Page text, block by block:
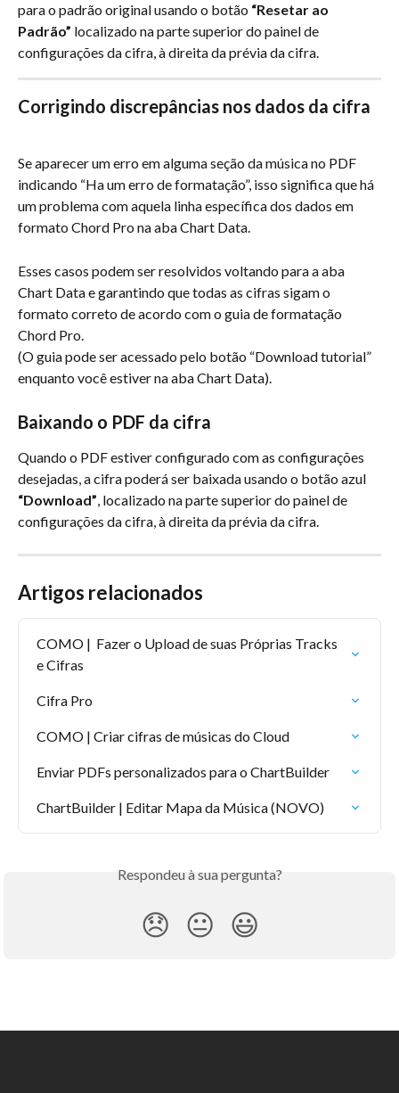
para o padrão original usando o botão “Resetar ao
Padrão” localizado na parte superior do painel de
configurações da cifra, à direita da prévia da cifra.
Corrigindo discrepâncias nos dados da cifra
Se aparecer um erro em alguma seção da música no PDF
indicando “Ha um erro de formatação”, isso significa que há
um problema com aquela linha específica dos dados em
formato Chord Pro na aba Chart Data.
Esses casos podem ser resolvidos voltando para a aba
Chart Data e garantindo que todas as cifras sigam o
formato correto de acordo com o guia de formatação
Chord Pro.
(O guia pode ser acessado pelo botão “Download tutorial”
enquanto você estiver na aba Chart Data).
Baixando o PDF da cifra
Quando o PDF estiver configurado com as configurações
desejadas, a cifra poderá ser baixada usando o botão azul
“Download”, localizado na parte superior do painel de
configurações da cifra, à direita da prévia da cifra.
Artigos relacionados
COMO |  Fazer o Upload de suas Próprias Tracks
e Cifras
Cifra Pro
COMO | Criar cifras de músicas do Cloud
Enviar PDFs personalizados para o ChartBuilder
ChartBuilder | Editar Mapa da Música (NOVO)
Respondeu à sua pergunta?
😞 😐 😃